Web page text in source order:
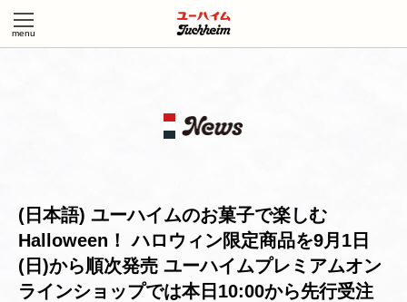
(日本語) ユーハイムのお菓子で楽しむ
Halloween！ ハロウィン限定商品を9月1日
(日)から順次発売 ユーハイムプレミアムオン
ラインショップでは本日10:00から先行受注